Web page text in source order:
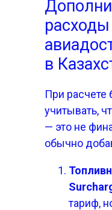
При
учитывать,
— это не
обычно
тариф,
в